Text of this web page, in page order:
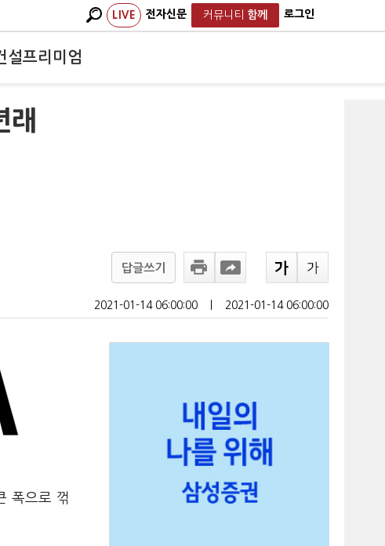
LIVE 전자신문 커뮤니티 함께 로그인
설프리미엄
답글쓰기
2021-01-14 06:00:00 2021-01-14 06:00:00
폭으로 꺾